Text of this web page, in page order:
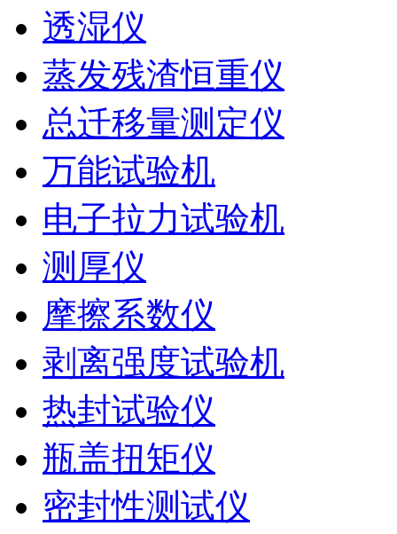
透湿仪
蒸发残渣恒重仪
总迁移量测定仪
万能试验机
电子拉力试验机
测厚仪
摩擦系数仪
剥离强度试验机
热封试验仪
瓶盖扭矩仪
密封性测试仪